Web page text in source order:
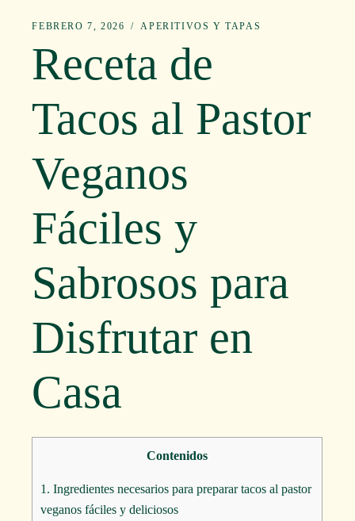
FEBRERO 7, 2026 APERITIVOS Y TAPAS
Receta de
Tacos al Pastor
Veganos
Fáciles y
Sabrosos para
Disfrutar en
Casa
Contenidos
1. Ingredientes necesarios para preparar tacos al pastor
veganos fáciles y deliciosos